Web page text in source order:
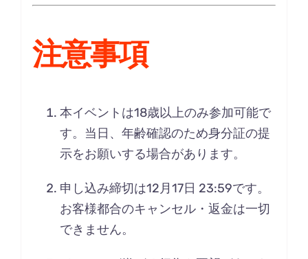
注意事項
本イベントは18歳以上のみ参加可能で
す。当日、年齢確認のため身分証の提
示をお願いする場合があります。
申し込み締切は12月17日 23:59です。
お客様都合のキャンセル・返金は一切
できません。